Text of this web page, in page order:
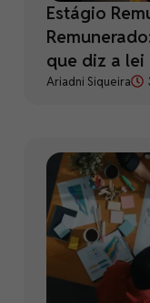
Estágio
que diz a lei
Ariadni Siqueira